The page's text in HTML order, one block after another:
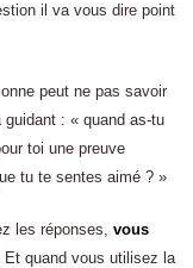
il va vous dire point
peut ne pas savoir
guidant : « quand as-tu
toi une preuve
tu te sentes aimé ? »
les réponses, vous
Et quand vous utilisez la